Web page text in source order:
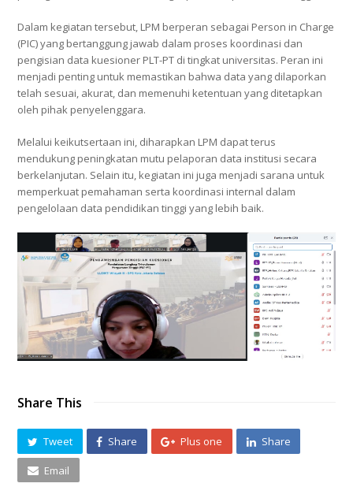
Dalam kegiatan tersebut, LPM berperan sebagai Person in Charge
(PIC) yang bertanggung jawab dalam proses koordinasi dan
pengisian data kuesioner PLT-PT di tingkat universitas. Peran ini
menjadi penting untuk memastikan bahwa data yang dilaporkan
telah sesuai, akurat, dan memenuhi ketentuan yang ditetapkan
oleh pihak penyelenggara.
Melalui keikutsertaan ini, diharapkan LPM dapat terus
mendukung peningkatan mutu pelaporan data institusi secara
berkelanjutan. Selain itu, kegiatan ini juga menjadi sarana untuk
memperkuat pemahaman serta koordinasi internal dalam
pengelolaan data pendidikan tinggi yang lebih baik.
Share This
Tweet Share Plus one Share
Email